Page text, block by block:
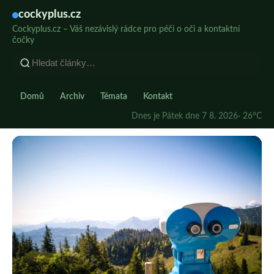
cockyplus.cz
Cockyplus.cz – Váš nezávislý rádce pro péči o oči a kontaktní
čočky
Domů Archiv Témata Kontakt
Dnes je Pátek dne 7 8. 2026· 26°C